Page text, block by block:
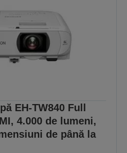
EH-TW840 Full
4.000 de lumeni,
de până la